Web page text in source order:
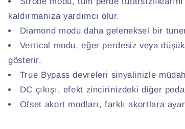
kaldırmanıza yardımcı olur.
Diamond modu daha geleneksel bir
Vertical modu, eğer perdesiz veya
gösterir.
True Bypass devreleri sinyalinizle
DC çıkışı, efekt zincirinizdeki diğer
Ofset akort modları, farklı akortlara ayar